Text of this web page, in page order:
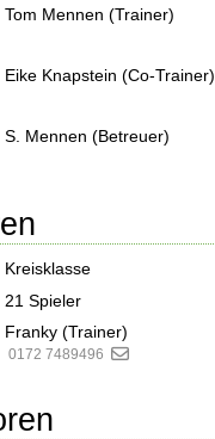
Tom Mennen (Trainer)
Eike Knapstein (Co-Trainer)
S. Mennen (Betreuer)
Kreisklasse
21 Spieler
Franky (Trainer)
0172 7489496